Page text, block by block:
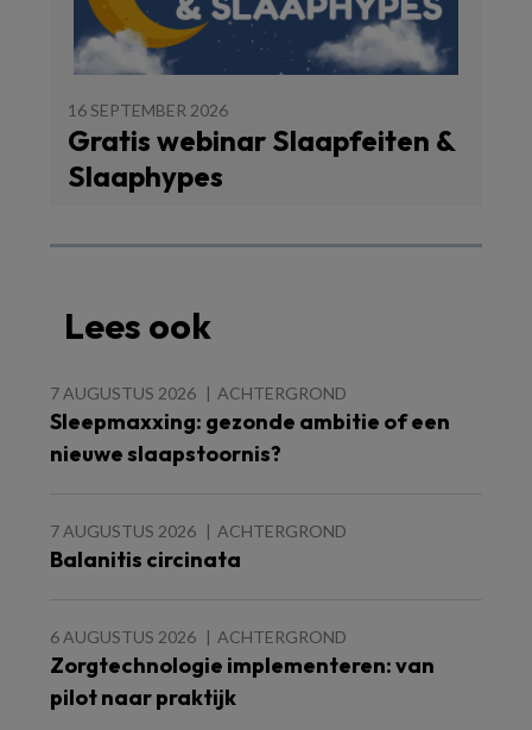
16 SEPTEMBER 2026
Gratis webinar Slaapfeiten &
Slaaphypes
Lees ook
7 AUGUSTUS 2026 ACHTERGROND
Sleepmaxxing: gezonde ambitie of een
nieuwe slaapstoornis?
7 AUGUSTUS 2026 ACHTERGROND
Balanitis circinata
6 AUGUSTUS 2026 ACHTERGROND
Zorgtechnologie implementeren: van
pilot naar praktijk